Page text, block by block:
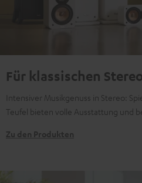
Für klassischen
Intensiver Musikgenuss in Stereo:
Teufel bieten volle Ausstattung und
Zu den Produkten